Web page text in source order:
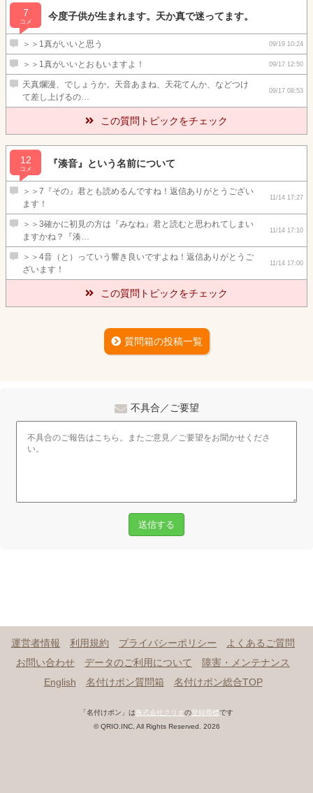
7
コメ
今度子供が生まれます。天か真で迷ってます。
＞＞1真がいいと思う 09/19 10:24
＞＞1真がいいとおもいますよ！ 09/17 12:50
天真爛漫、でしょうか。天音あまね、天花てんか、などつけ
て差し上げるの…
09/17 08:53
この質問トピックをチェック
12
コメ
『湊音』という名前について
＞＞7『その』君とも読めるんですね！返信ありがとうござい
ます！
11/14 17:27
＞＞3確かに初見の方は『みなね』君と読むと思われてしまい
ますかね？『湊…
11/14 17:10
＞＞4音（と）っていう響き良いですよね！返信ありがとうご
ざいます！
11/14 17:00
この質問トピックをチェック
質問箱の投稿一覧
不具合／ご要望
送信する
運営者情報 利用規約 プライバシーポリシー
よくあるご質問
お問い合わせ
データのご利用について
障害・メンテナンス
English
名付けポン質問箱 名付けポン総合TOP
「名付けポン」は株式会社クリオの登録商標です
© QRIO.INC, All Rights Reserved. 2026